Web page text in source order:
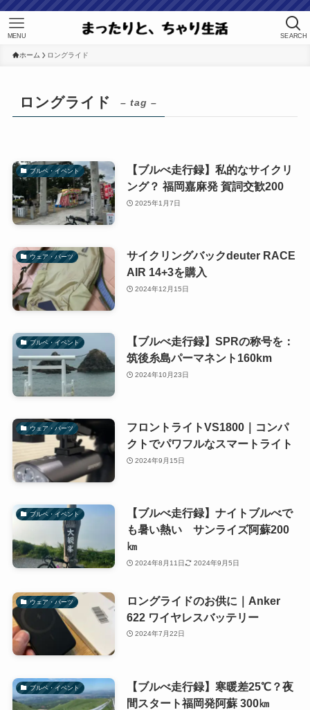
SEARCH
MENU
ホーム ロングライド
ロングライド – tag –
ブルベ・イベント
【ブルべ走行録】私的なサイクリ
ング？ 福岡嘉麻発 賀詞交歓200
2025年1月7日
ウェア・パーツ
サイクリングバックdeuter RACE
AIR 14+3を購入
2024年12月15日
ブルベ・イベント
【ブルべ走行録】SPRの称号を：
筑後糸島パーマネント160km
2024年10月23日
ウェア・パーツ
フロントライトVS1800｜コンパ
クトでパワフルなスマートライト
2024年9月15日
ブルベ・イベント
【ブルべ走行録】ナイトブルべで
も暑い熱い サンライズ阿蘇200
㎞
2024年8月11日 2024年9月5日
ウェア・パーツ
ロングライドのお供に｜Anker
622 ワイヤレスバッテリー
2024年7月22日
ブルベ・イベント
【ブルべ走行録】寒暖差25℃？夜
間スタート福岡発阿蘇 300㎞